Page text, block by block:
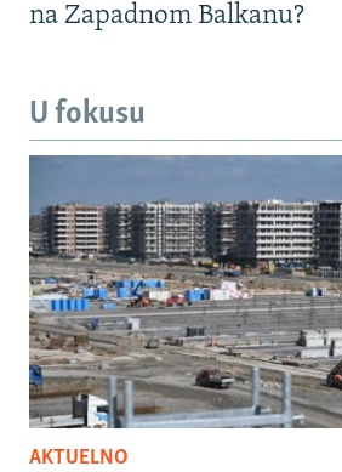
na Zapadnom Balkanu?
U fokusu
AKTUELNO